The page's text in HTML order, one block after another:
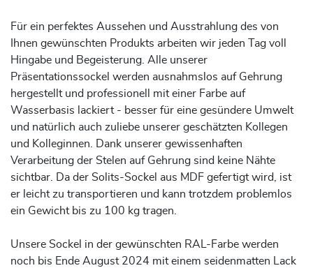
Für ein perfektes Aussehen und Ausstrahlung des von
Ihnen gewünschten Produkts arbeiten wir jeden Tag voll
Hingabe und Begeisterung. Alle unserer
Präsentationssockel werden ausnahmslos auf Gehrung
hergestellt und professionell mit einer Farbe auf
Wasserbasis lackiert - besser für eine gesündere Umwelt
und natürlich auch zuliebe unserer geschätzten Kollegen
und Kolleginnen. Dank unserer gewissenhaften
Verarbeitung der Stelen auf Gehrung sind keine Nähte
sichtbar. Da der Solits-Sockel aus MDF gefertigt wird, ist
er leicht zu transportieren und kann trotzdem problemlos
ein Gewicht bis zu 100 kg tragen.
Unsere Sockel in der gewünschten RAL-Farbe werden
noch bis Ende August 2024 mit einem seidenmatten Lack